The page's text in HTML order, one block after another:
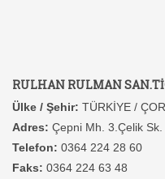
RULHAN RULMAN
Ülke / Şehir: TÜRKİYE /
Adres: Çepni Mh. 3.Çelik
Telefon: 0364 224 28 60
Faks: 0364 224 63 48